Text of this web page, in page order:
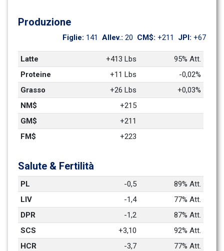
Produzione
Figlie: 141 Allev.: 20 CM$: +211 JPI: +67
Latte +413 Lbs
95% Att.
Proteine
+11 Lbs
-0,02%
Grasso
+26 Lbs
+0,03%
NM$
+215
GM$
+211
FM$
+223
Salute & Fertilità
PL -0,5
89% Att.
LIV
-1,4
77% Att.
DPR
-1,2
87% Att.
SCS
+3,10
92% Att.
HCR
-3,7
77% Att.